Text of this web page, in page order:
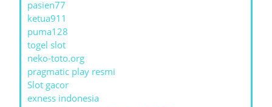
pasien77
ketua911
puma128
togel slot
neko-toto.org
pragmatic play resmi
Slot gacor
exness indonesia